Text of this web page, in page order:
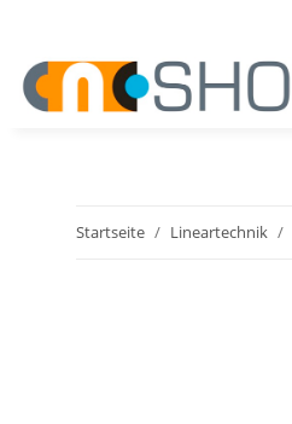
Startseite Lineartechnik